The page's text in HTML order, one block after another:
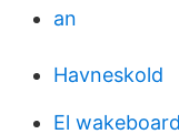
an
Havneskold
El